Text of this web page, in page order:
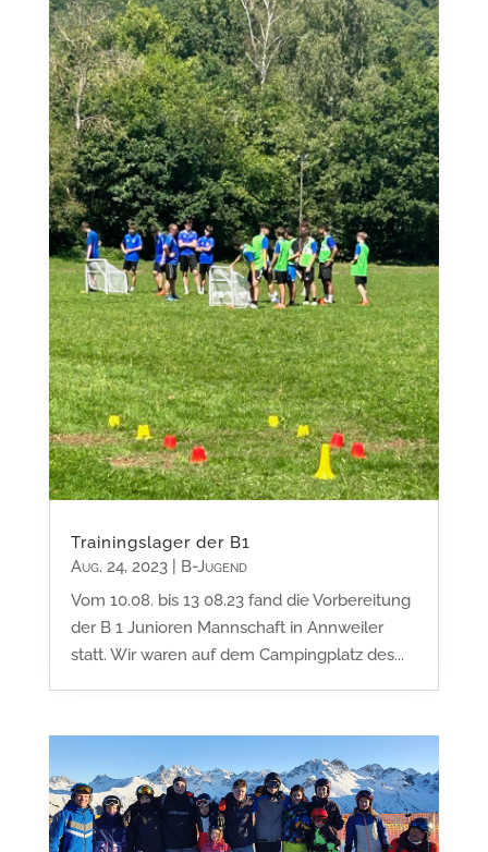
Trainingslager der B1
Aug. 24, 2023| B-Jugend
Vom 10.08. bis 13 08.23 fand die Vorbereitung
der B 1 Junioren Mannschaft in Annweiler
statt. Wir waren auf dem Campingplatz des...